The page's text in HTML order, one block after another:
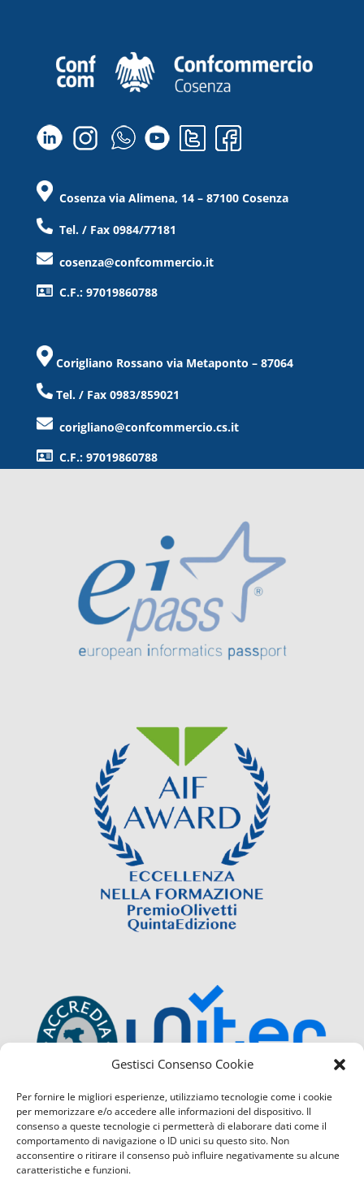
Gestisci Consenso Cookie
Per fornire le migliori esperienze, utilizziamo tecnologie come i cookie
per memorizzare e/o accedere alle informazioni del dispositivo. Il
consenso a queste tecnologie ci permetterà di elaborare dati come il
comportamento di navigazione o ID unici su questo sito. Non
acconsentire o ritirare il consenso può influire negativamente su alcune
caratteristiche e funzioni.
Cosenza via Alimena, 14 – 87100 Cosenza
Tel. / Fax 0984/77181
cosenza@confcommercio.it
C.F.: 97019860788
Corigliano Rossano via Metaponto – 87064
Tel. / Fax 0983/859021
corigliano@confcommercio.cs.it
C.F.: 97019860788